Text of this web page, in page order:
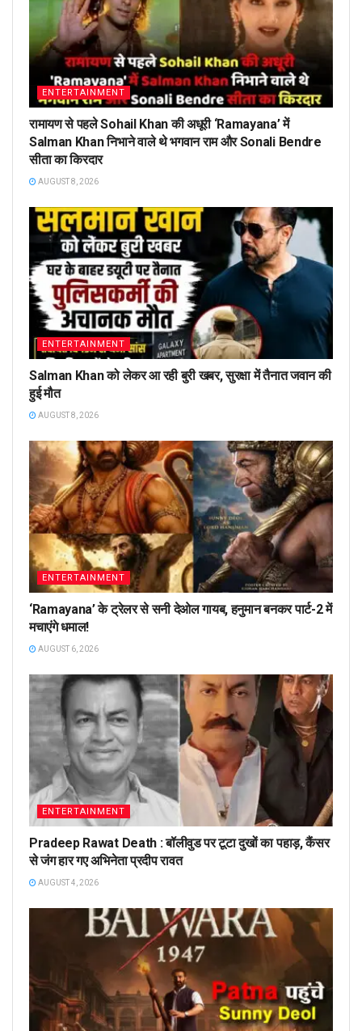
ENTERTAINMENT
रामायण से पहले Sohail Khan की अधूरी ‘Ramayana’ में
Salman Khan निभाने वाले थे भगवान राम और Sonali Bendre
सीता का किरदार
AUGUST 8, 2026
ENTERTAINMENT
Salman Khan को लेकर आ रही बुरी खबर, सुरक्षा में तैनात जवान की
हुई मौत
AUGUST 8, 2026
ENTERTAINMENT
‘Ramayana’ के ट्रेलर से सनी देओल गायब, हनुमान बनकर पार्ट-2 में
मचाएंगे धमाल!
AUGUST 6, 2026
ENTERTAINMENT
Pradeep Rawat Death : बॉलीवुड पर टूटा दुखों का पहाड़, कैंसर
से जंग हार गए अभिनेता प्रदीप रावत
AUGUST 4, 2026